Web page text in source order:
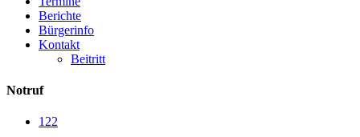
Berichte
Bürgerinfo
Kontakt
Beitritt
Notruf
122